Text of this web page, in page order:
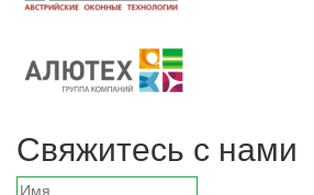
Свяжитесь с нами